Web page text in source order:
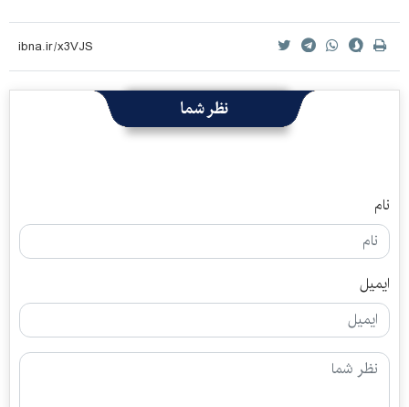
نظر شما
نام
ایمیل